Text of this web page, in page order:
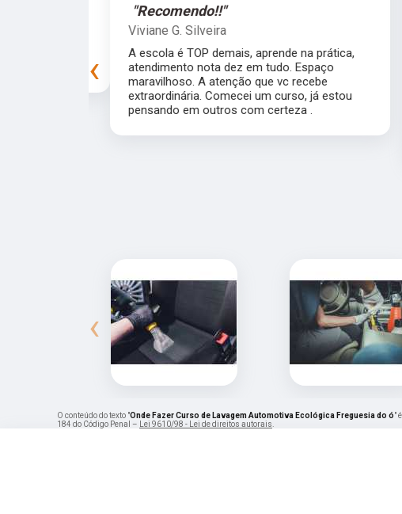
"Recomendo!!"
Viviane G. Silveira
A escola é TOP demais, aprende na prática,
atendimento nota dez em tudo. Espaço
maravilhoso. A atenção que vc recebe
extraordinária. Comecei um curso, já estou
pensando em outros com certeza .
‹
‹
O conteúdo do texto "Onde Fazer Curso de Lavagem Automotiva Ecológica Freguesia do ó"
184 do Código Penal – Lei 9610/98 - Lei de direitos autorais.